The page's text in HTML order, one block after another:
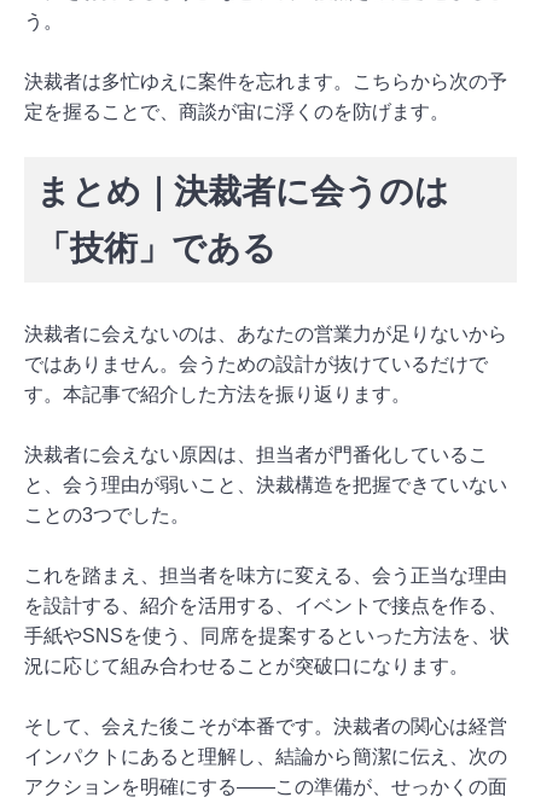
う。
決裁者は多忙ゆえに案件を忘れます。こちらから次の予
定を握ることで、商談が宙に浮くのを防げます。
まとめ｜決裁者に会うのは
「技術」である
決裁者に会えないのは、あなたの営業力が足りないから
ではありません。会うための設計が抜けているだけで
す。本記事で紹介した方法を振り返ります。
決裁者に会えない原因は、担当者が門番化しているこ
と、会う理由が弱いこと、決裁構造を把握できていない
ことの3つでした。
これを踏まえ、担当者を味方に変える、会う正当な理由
を設計する、紹介を活用する、イベントで接点を作る、
手紙やSNSを使う、同席を提案するといった方法を、状
況に応じて組み合わせることが突破口になります。
そして、会えた後こそが本番です。決裁者の関心は経営
インパクトにあると理解し、結論から簡潔に伝え、次の
アクションを明確にする——この準備が、せっかくの面